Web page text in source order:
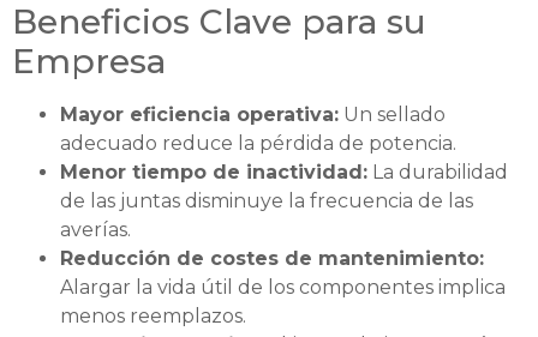
Beneficios Clave para su
Empresa
Mayor eficiencia operativa: Un sellado
adecuado reduce la pérdida de potencia.
Menor tiempo de inactividad: La durabilidad
de las juntas disminuye la frecuencia de las
averías.
Reducción de costes de mantenimiento:
Alargar la vida útil de los componentes implica
menos reemplazos.